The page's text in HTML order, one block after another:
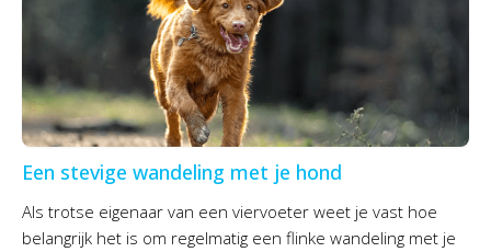
Een stevige wandeling met je hond
Als trotse eigenaar van een viervoeter weet je vast hoe
belangrijk het is om regelmatig een flinke wandeling met je